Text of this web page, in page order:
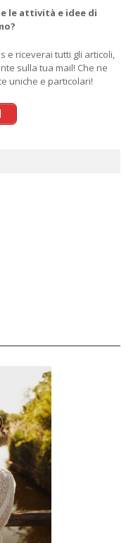
le attività e idee di
e riceverai tutti gli articoli,
sulla tua mail! Che ne
uniche e particolari!